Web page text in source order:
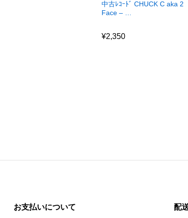
中古ﾚｺｰﾄﾞ CHUCK C aka 2
Face – …
¥2,350
お支払いについて 配